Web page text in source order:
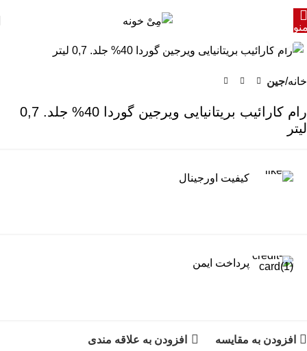
خانه جین
رام کارائیب بریتانیایی ویرجین گوردا 40% جلد. 0,7
لیتر
کیفیت اورجینال
پرداخت ایمن
افزودن به مقایسه افزودن به علاقه مندی